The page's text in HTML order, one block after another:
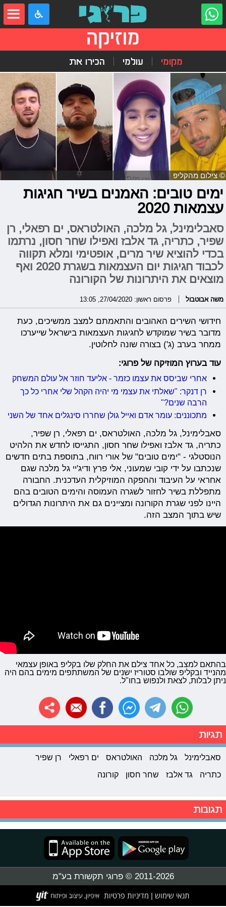
מוזיקה
מקומי עולמי הכירו את
© צילום מהקליפ
ימים טובים: האמנים בשיר חגיגות
עצמאות 2020
סאבלימינל, גל מלכה, האולטראס, ים רפאלי, רן
שפיר, כתריה, גד אלבז ואפילו שחר חסון, נרתמו
בכדי להוציא שיר מרים, אופטימי ומלא תקווה
לכבוד חגיגות יום העצמאות בשגרת 2020 ואף
מוצאים את היתרונות של הקורונה
משה אבוטבול פרסום ראשון: 27/04/2020, 13:05
חידושי השירים האהובים והתאמתם למצב ממשיכים, כעת
מדובר בשיר שמוקדש לחגיגות העצמאות בישראל שייערכו
ממחר בערב (ג') בצורה שונה לחלוטין.
עוד בערוץ המוזיקה של פרוגי:
אחרי שביסס את עצמו כזמר - אליעד חוזר אל עולם המשחק
רן דנקר: "שאלתי את עצמי מי יהיה הקהל שלי אחרי כל כך
הרבה שנים?"
מתכוננים: עומר אדם ואייל גולן שחררו סינגלים אחד של השני
סאבלימינל, גל מלכה, האולטראס, ים רפאלי, רן שפיר,
כתריה, גד אלבז ואפילו שחר חסון, התגייסו לחדש את הלהיט
הנוסטלגי - "ימים טובים" של אורי רווח, בתוספת בתים חדשים
שנכתבו על ידי קובי שמעוני, אלי פרץ ודיג'יי גל מלכה שגם
אחראי על העיבוד וההפקה המוזיקלית העדכנית. החבורה
מתפללת בשיר לחזור לשגרה העמוסה והימים הטובים בהם
היינו לפני שגרת הקורונה ומציינים גם את היתרונות הגדולים
שיש בתוך המצב הזה.
בהתאם למצב, כל אחד צילם את החלק שלו בקליפ באופן עצמאי
מהנייד ובקליפ שולבו סטוריז ישנים של המשתתפים מימים בהם היה
ניתן לבלות, לצאת ולנפוש בחו"ל.
תגיות
סאבלימינל גל מלכה האולטראס ים רפאלי
רן שפיר
כתריה
גד אלבז שחר חסון קורונה
תגובות
2011-2026 © פרוגי תקשורת בע"מ
תנאי שימוש מדיניות פרטיות